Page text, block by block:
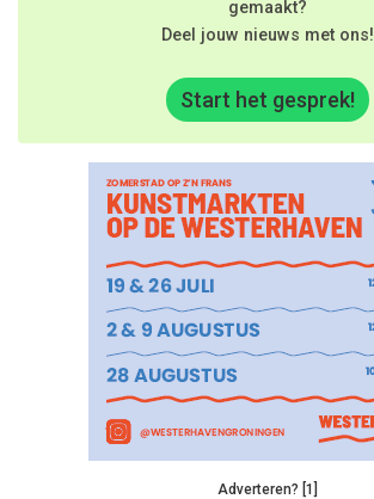
gemaakt?
Deel jouw nieuws met ons!
Start het gesprek!
Adverteren? [1]